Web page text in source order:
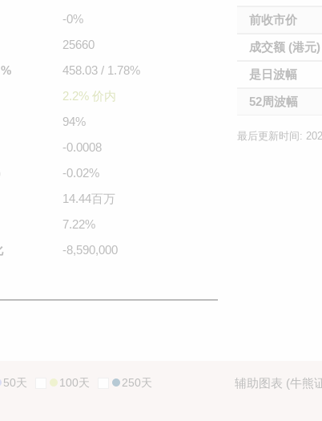
-0%
25660
458.03 / 1.78%
2.2% 价内
94%
-0.0008
-0.02%
14.44百万
7.22%
-8,590,000
前收市价
成交额 (港元)
是日波幅
52周波幅
最后更新时间:
50天 100天 250天 辅助图表 (牛熊